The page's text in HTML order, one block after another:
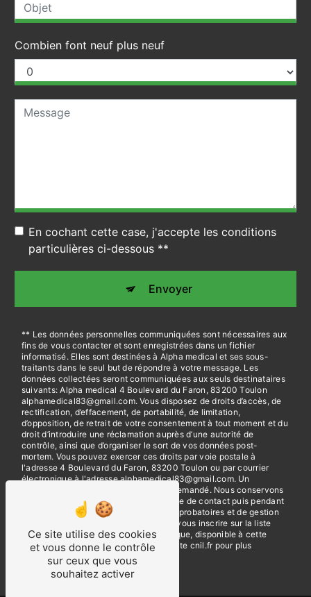
Combien font neuf plus neuf
En cochant cette case, j'accepte les conditions
particulières ci-dessous **
Envoyer
** Les données personnelles communiquées sont nécessaires aux
fins de vous contacter et sont enregistrées dans un fichier
informatisé. Elles sont destinées à Alpha medical et ses sous-
traitants dans le seul but de répondre à votre message. Les
données collectées seront communiquées aux seuls destinataires
suivants: Alpha medical 4 Boulevard du Faron, 83200 Toulon
alphamedical83@gmail.com. Vous disposez de droits d’accès, de
rectification, d’effacement, de portabilité, de limitation,
d’opposition, de retrait de votre consentement à tout moment et du
droit d’introduire une réclamation auprès d’une autorité de
contrôle, ainsi que d’organiser le sort de vos données post-
mortem. Vous pouvez exercer ces droits par voie postale à
l'adresse 4 Boulevard du Faron, 83200 Toulon ou par courrier
électronique à l'adresse alphamedical83@gmail.com. Un
justificatif d'identité pourra vous être demandé. Nous conservons
vos données pendant la période de prise de contact puis pendant
la durée de prescription légale aux fins probatoires et de gestion
des contentieux. Vous avez le droit de vous inscrire sur la liste
d'opposition au démarchage téléphonique, disponible à cette
adresse: Bloctel.gouv.fr. Consultez le site cnil.fr pour plus
d’informations sur vos droits.
Ce site utilise des cookies
et vous donne le contrôle
sur ceux que vous
souhaitez activer